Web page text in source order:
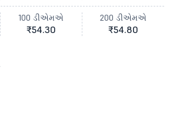
100 ડીએમએ
₹54.30
200 ડીએમએ
₹54.80